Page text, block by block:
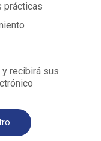
prácticas
recibirá sus